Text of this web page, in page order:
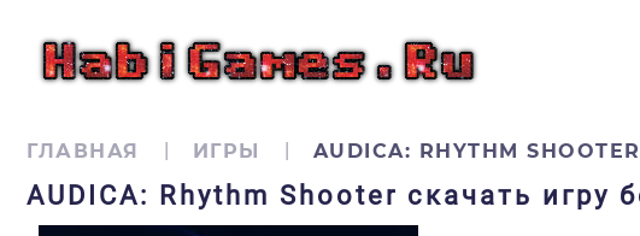
ГЛАВНАЯ ИГРЫ AUDICA: RHYTHM SHOOTER
AUDICA: Rhythm Shooter скачать игру